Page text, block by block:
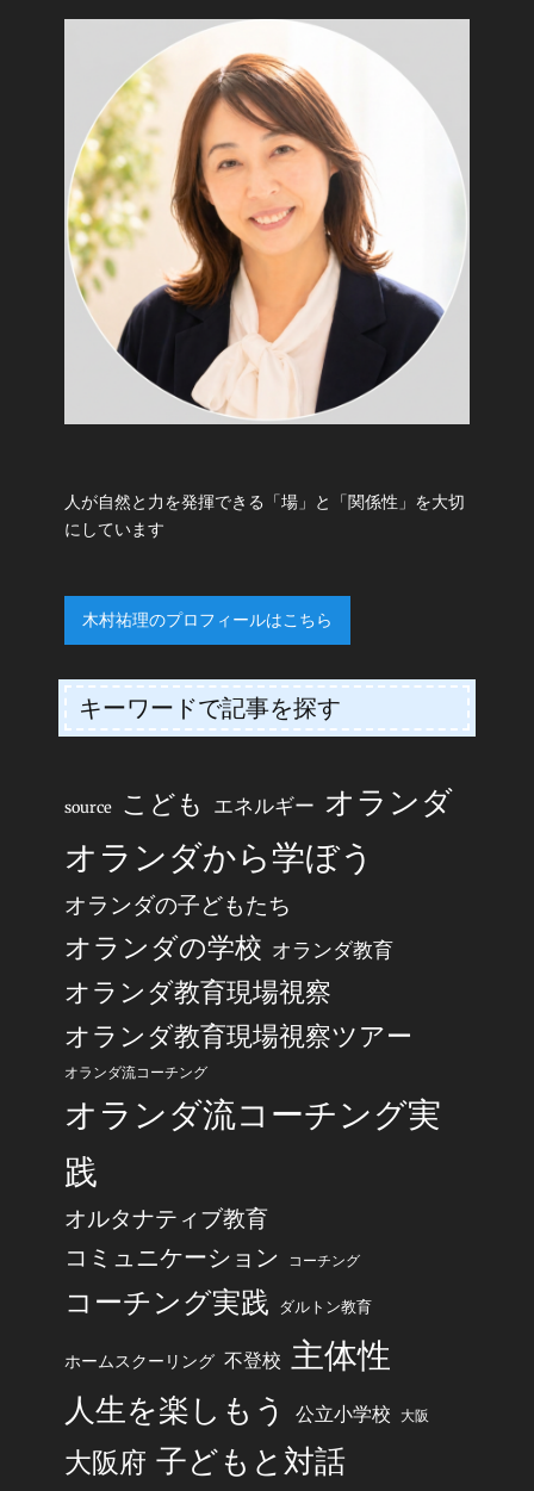
人が自然と力を発揮できる「場」と「関係性」を大切
にしています
木村祐理のプロフィールはこちら
キーワードで記事を探す
source こども エネルギー オランダ
オランダから学ぼう
オランダの子どもたち
オランダの学校 オランダ教育
オランダ教育現場視察
オランダ教育現場視察ツアー
オランダ流コーチング
オランダ流コーチング実
践
オルタナティブ教育
コミュニケーション コーチング
コーチング実践 ダルトン教育
ホームスクーリング 不登校 主体性
人生を楽しもう 公立小学校 大阪
大阪府 子どもと対話